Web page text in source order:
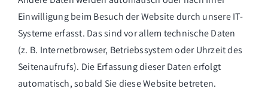
Einwilligung beim Besuch der Website durch unsere IT-
Systeme erfasst. Das sind vor allem technische Daten
(z. B. Internetbrowser, Betriebssystem oder Uhrzeit des
Seitenaufrufs). Die Erfassung dieser Daten erfolgt
automatisch, sobald Sie diese Website betreten.